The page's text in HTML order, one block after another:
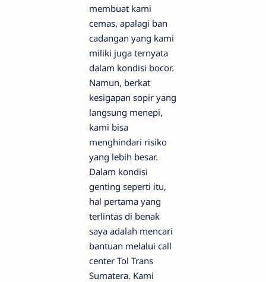
membuat kami
cemas, apalagi ban
cadangan yang kami
miliki juga ternyata
dalam kondisi bocor.
Namun, berkat
kesigapan sopir yang
langsung menepi,
kami bisa
menghindari risiko
yang lebih besar.
Dalam kondisi
genting seperti itu,
hal pertama yang
terlintas di benak
saya adalah mencari
bantuan melalui call
center Tol Trans
Sumatera. Kami